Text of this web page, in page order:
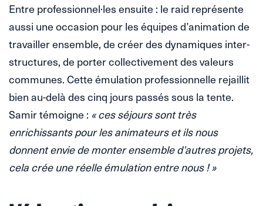
Entre professionnel·les ensuite : le raid représente
aussi une occasion pour les équipes d’animation de
travailler ensemble, de créer des dynamiques inter-
structures, de porter collectivement des valeurs
communes. Cette émulation professionnelle rejaillit
bien au-delà des cinq jours passés sous la tente.
Samir témoigne : « ces séjours sont très
enrichissants pour les animateurs et ils nous
donnent envie de monter ensemble d’autres projets,
cela crée une réelle émulation entre nous ! »